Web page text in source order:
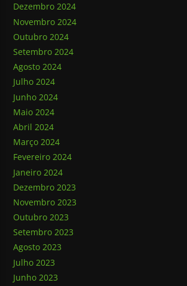
Dezembro 2024
Novembro 2024
Outubro 2024
Setembro 2024
Agosto 2024
Julho 2024
Junho 2024
Maio 2024
Abril 2024
Março 2024
Fevereiro 2024
Janeiro 2024
Dezembro 2023
Novembro 2023
Outubro 2023
Setembro 2023
Agosto 2023
Julho 2023
Junho 2023